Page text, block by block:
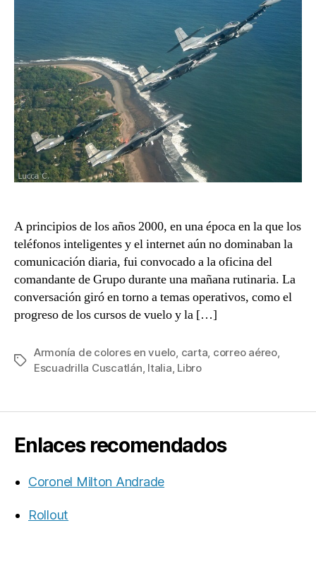
vuelo.
A principios de los años 2000, en una época en la que los
teléfonos inteligentes y el internet aún no dominaban la
comunicación diaria, fui convocado a la oficina del
comandante de Grupo durante una mañana rutinaria. La
conversación giró en torno a temas operativos, como el
progreso de los cursos de vuelo y la […]
Etiquetas
Armonía de colores en vuelo carta correo aéreo,
Escuadrilla Cuscatlán Italia Libro
Enlaces recomendados
Coronel Milton Andrade
Rollout